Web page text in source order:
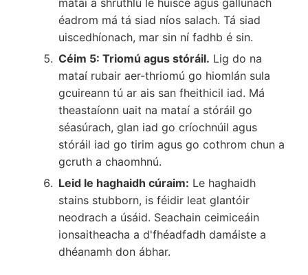
éadrom má tá siad níos salach. Tá siad
uiscedhíonach, mar sin ní fadhb é sin.
Céim 5: Triomú agus stóráil. Lig do na
mataí rubair aer-thriomú go hiomlán sula
gcuireann tú ar ais san fheithicil iad. Má
theastaíonn uait na mataí a stóráil go
séasúrach, glan iad go críochnúil agus
stóráil iad go tirim agus go cothrom chun a
gcruth a chaomhnú.
Leid le haghaidh cúraim: Le haghaidh
stains stubborn, is féidir leat glantóir
neodrach a úsáid. Seachain ceimiceáin
ionsaitheacha a d'fhéadfadh damáiste a
dhéanamh don ábhar.